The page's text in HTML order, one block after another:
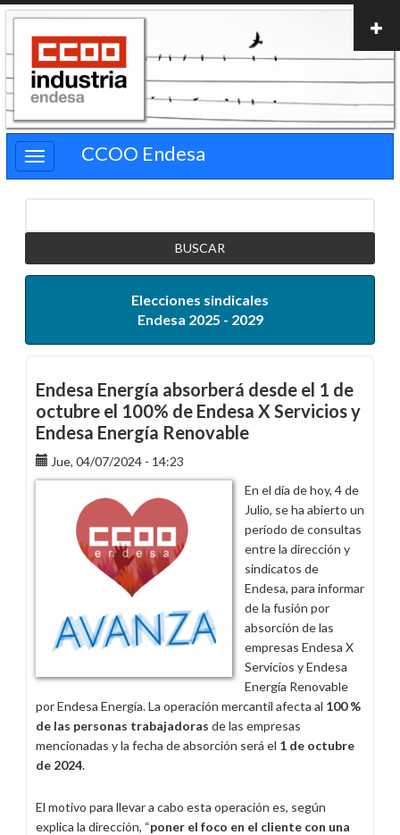
Pasar
contenido
principal
CCOO Endesa
Elecciones sindicales
Endesa 2025 - 2029
Endesa Energía absorberá desde el 1 de
octubre el 100% de Endesa X Servicios y
Endesa Energía Renovable
Jue, 04/07/2024 - 14:23
En el día de hoy, 4 de
Julio, se ha abierto un
período de consultas
entre la dirección y
sindicatos de
Endesa, para informar
de la fusión por
absorción de las
empresas Endesa X
Servicios y Endesa
Energía Renovable
por Endesa Energía. La operación mercantil afecta al 100 %
de las personas trabajadoras de las empresas
mencionadas y la fecha de absorción será el 1 de octubre
de 2024.
El motivo para llevar a cabo esta operación es, según
explica la dirección, “poner el foco en el cliente con una